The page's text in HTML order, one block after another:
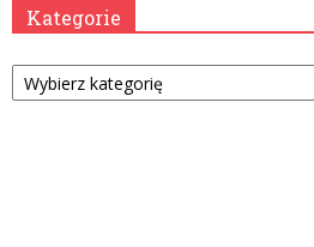
Kategorie
Kategorie